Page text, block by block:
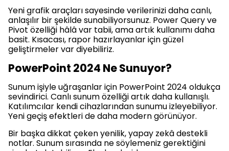
Yeni grafik araçları sayesinde verilerinizi daha canlı,
anlaşılır bir şekilde sunabiliyorsunuz. Power Query ve
Pivot özelliği hâlâ var tabii, ama artık kullanımı daha
basit. Kısacası, rapor hazırlayanlar için güzel
geliştirmeler var diyebiliriz.
PowerPoint 2024 Ne Sunuyor?
Sunum işiyle uğraşanlar için PowerPoint 2024 oldukça
sevindirici. Canlı sunum özelliği artık daha kullanışlı.
Katılımcılar kendi cihazlarından sunumu izleyebiliyor.
Yeni geçiş efektleri de daha modern görünüyor.
Bir başka dikkat çeken yenilik, yapay zekâ destekli
notlar. Sunum sırasında ne söylemeniz gerektiğini